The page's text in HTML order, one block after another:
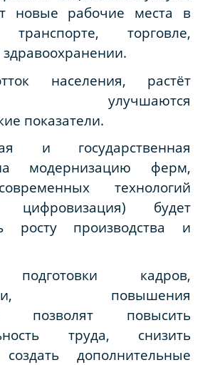
новые рабочие места в
транспорте, торговле,
населения, растёт
улучшаются
показатели.
и государственная
модернизацию ферм,
технологий
цифровизация) будет
росту производства и
кадров,
повышения
позволят повысить
труда, снизить
дополнительные